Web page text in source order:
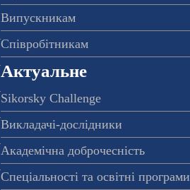
Випускникам
Співробітникам
Актуальне
Sikorsky Challenge
Викладачі-дослідники
Академічна доброчесність
Спеціальності та освітні програми